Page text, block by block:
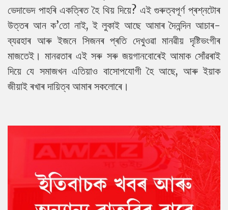
ভেদাভেদ পাহৰি একত্ৰিত হৈ থিয় দিয়ে? এই গুৰুত্বপূৰ্ণ প্ৰশ্নটোৰ
উত্তৰ আন ক’তো নাই, ই লুকাই আছে আমাৰ দৈনন্দিন আচাৰ-
ব্যৱহাৰ আৰু ইজনে সিজনৰ প্ৰতি দেখুওৱা মানৱীয় দৃষ্টিভংগীৰ
মাজতেই। মানৱতাৰ এই সৰু সৰু জয়গানবোৰেই আমাক সোঁৱৰাই
দিয়ে যে সমাজখন এতিয়াও বাসোপযোগী হৈ আছে, আৰু ইয়াক
জীয়াই ৰখাৰ দায়িত্ব আমাৰ সকলোৰে।